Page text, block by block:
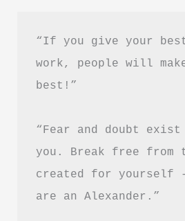
“If you give your
work, people will
best!”
“Fear and doubt
you. Break free from
created for yourself
are an Alexander.”